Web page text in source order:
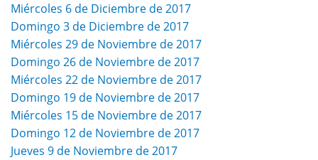
Miércoles 6 de Diciembre de 2017
Domingo 3 de Diciembre de 2017
Miércoles 29 de Noviembre de 2017
Domingo 26 de Noviembre de 2017
Miércoles 22 de Noviembre de 2017
Domingo 19 de Noviembre de 2017
Miércoles 15 de Noviembre de 2017
Domingo 12 de Noviembre de 2017
Jueves 9 de Noviembre de 2017